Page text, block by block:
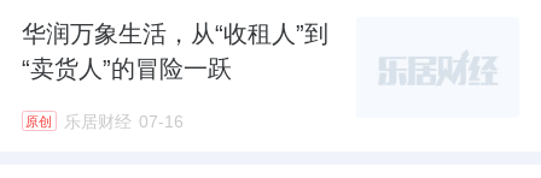
华润万象生活，从“收租人”到
“卖货人”的冒险一跃
原创 乐居财经 07-16